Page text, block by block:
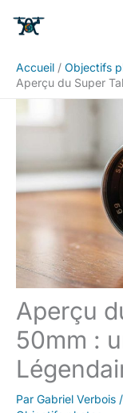
Accueil
Objectifs
Aperçu du Super
Aperçu
50mm :
Par Gabriel Verbois /